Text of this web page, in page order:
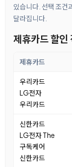
있습니다. 선택 조건
달라집니다.
제휴카드 할인
제휴카드
우리카드
LG전자
우리카드
신한카드
LG전자 The
구독케어
신한카드